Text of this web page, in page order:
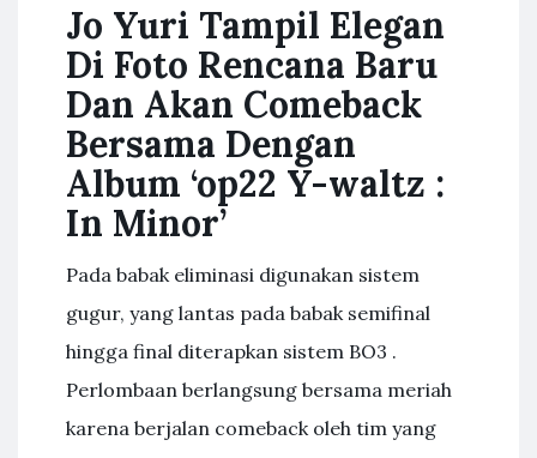
Jo Yuri Tampil Elegan
Di Foto Rencana Baru
Dan Akan Comeback
Bersama Dengan
Album ‘op22 Y-waltz :
In Minor’
Pada babak eliminasi digunakan sistem
gugur, yang lantas pada babak semifinal
hingga final diterapkan sistem BO3 .
Perlombaan berlangsung bersama meriah
karena berjalan comeback oleh tim yang